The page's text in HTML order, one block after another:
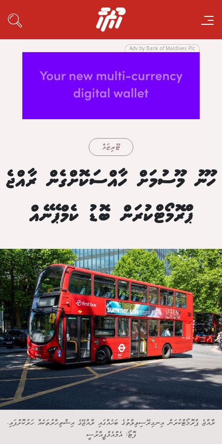
Adv by Bank of Maldives Plc
ޓޫރިޒަމް
ހޫނު މޫސުމަށް ހާއްސަކޮށްގެން ރާއްޖެ
ޕްރޮމޯޓްކުރަން ބޮޑު ކެމްޕޭނެއް
ރާއްޖެ ޕްރޮމޯޓްކުރަން އިނގިރޭސިވިލާތުގެ ބަހެއްގައި ރާއްޖޭގެ އިޝްތިހާރުތަކެއް ހަރުކޮށްފައި.
ފޮޓޯ: އެމްއެމްޕީއާރުސީ